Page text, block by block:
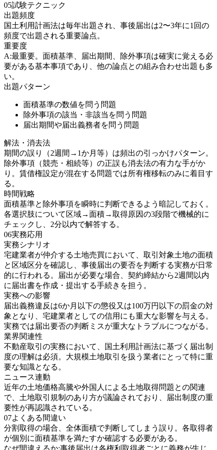
05試験テクニック
出題頻度
国土利用計画法は毎年出題され、事後届出は2〜3年に1回の
頻度で出題される重要論点。
重要度
A:最重要。面積基準、届出期間、除外事項は確実に覚える必
要がある基本事項であり、他の論点との組み合わせ出題も多
い。
出題パターン
面積基準の数値を問う問題
除外事項の該当・非該当を問う問題
届出期間や届出義務者を問う問題
解法・消去法
期間の誤り（2週間→1か月等）は頻出の引っかけパターン。
除外事項（競売・相続等）の正誤も消去法の有力な手がか
り。賃借権設定が混在する問題では所有権移転のみに着目す
る。
時間戦略
面積基準と除外事項を瞬時に判断できるよう暗記しておく。
各選択肢について区域→面積→取得原因の3段階で機械的に
チェックし、2分以内で解答する。
06実務応用
実務シナリオ
宅建業者が仲介する土地売買において、取引対象土地の面積
と区域区分を確認し、事後届出の要否を判断する実務が日常
的に行われる。届出が必要な場合、契約締結から2週間以内
に届出書を作成・提出する手続きを担う。
実務への影響
届出義務違反は6か月以下の懲役又は100万円以下の罰金の対
象となり、宅建業者としての信用にも重大な影響を与える。
実務では届出要否の判断ミスが重大なトラブルにつながる。
業界関連性
不動産取引の実務において、国土利用計画法に基づく届出制
度の理解は必須。大規模土地取引を扱う業者にとって特に重
要な知識となる。
ニュース連動
近年の土地価格高騰や外国人による土地取得問題との関連
で、土地取引規制のあり方が議論されており、届出制度の重
要性が再認識されている。
07よくある間違い
分割取得の場合、全体面積で判断してしまう誤り。各取得者
が個別に面積基準を満たすか確認する必要がある。
なぜ間違えるか:事後届出は各権利取得者ごとに義務が生じ